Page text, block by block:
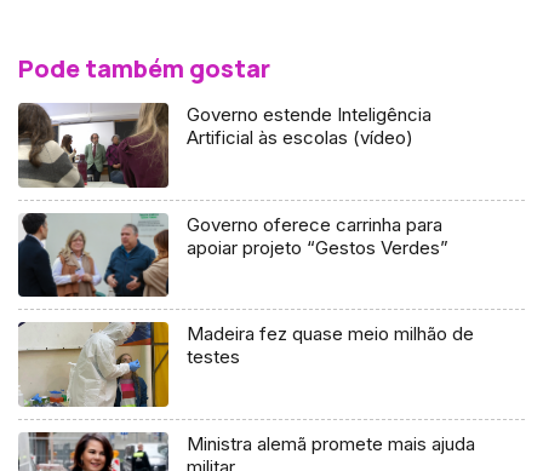
Pode também gostar
Governo estende Inteligência
Artificial às escolas (vídeo)
Governo oferece carrinha para
apoiar projeto “Gestos Verdes”
Madeira fez quase meio milhão de
testes
Ministra alemã promete mais ajuda